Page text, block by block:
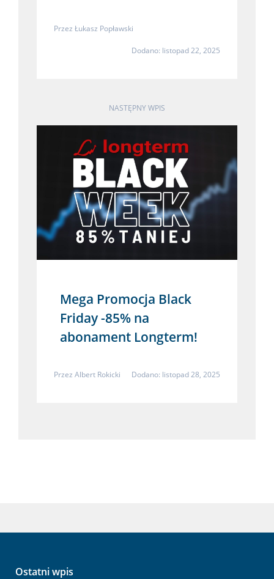
Przez Łukasz Popławski
Dodano: listopad 22, 2025
NASTĘPNY WPIS
Mega Promocja Black
Friday -85% na
abonament Longterm!
Przez Albert Rokicki Dodano: listopad 28, 2025
Ostatni wpis